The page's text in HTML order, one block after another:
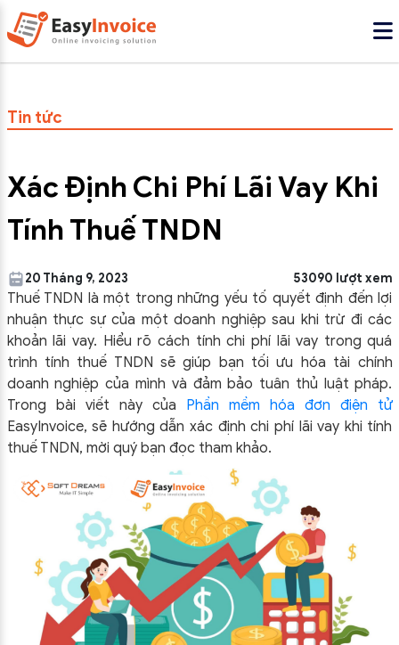
Tin tức
Xác Định Chi Phí Lãi Vay Khi
Tính Thuế TNDN
20 Tháng 9, 2023 53090 lượt xem
Thuế TNDN là một trong những yếu tố quyết định đến lợi
nhuận thực sự của một doanh nghiệp sau khi trừ đi các
khoản lãi vay. Hiểu rõ cách tính chi phí lãi vay trong quá
trình tính thuế TNDN sẽ giúp bạn tối ưu hóa tài chính
doanh nghiệp của mình và đảm bảo tuân thủ luật pháp.
Trong bài viết này của Phần mềm hóa đơn điện tử
EasyInvoice, sẽ hướng dẫn xác định chi phí lãi vay khi tính
thuế TNDN, mời quý bạn đọc tham khảo.